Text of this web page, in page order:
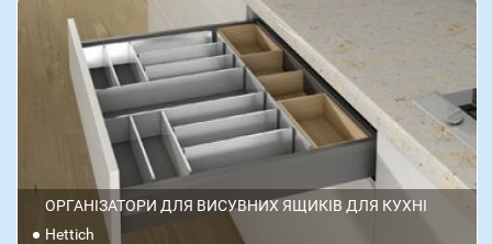
ОРГАНІЗАТОРИ ДЛЯ ВИСУВНИХ ЯЩИКІВ ДЛЯ КУХНІ
Hettich